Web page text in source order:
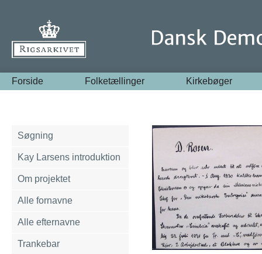
Forside Folketællinger Kirkebøger
Søgning
Kay Larsens introduktion
Om projektet
Alle fornavne
Alle efternavne
Trankebar